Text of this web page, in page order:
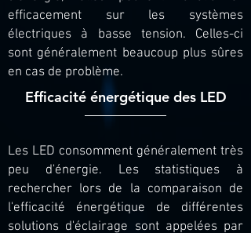
efficacement sur les systèmes
électriques à basse tension. Celles-ci
sont généralement beaucoup plus sûres
en cas de problème.
Efficacité énergétique des LED
Les LED consomment généralement très
peu d'énergie. Les statistiques à
rechercher lors de la comparaison de
l'efficacité énergétique de différentes
solutions d'éclairage sont appelées par